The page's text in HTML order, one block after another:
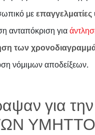
μεεπαγγελματίες
ανταπόκριση για
των
νόμιμων αποδείξεων.
για